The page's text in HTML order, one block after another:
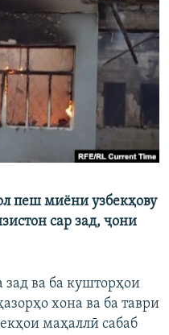
пеш миёни узбекҳову
сар зад, ҷони
ва ба кушторҳои
хона ва ба таври
маҳаллӣ сабаб